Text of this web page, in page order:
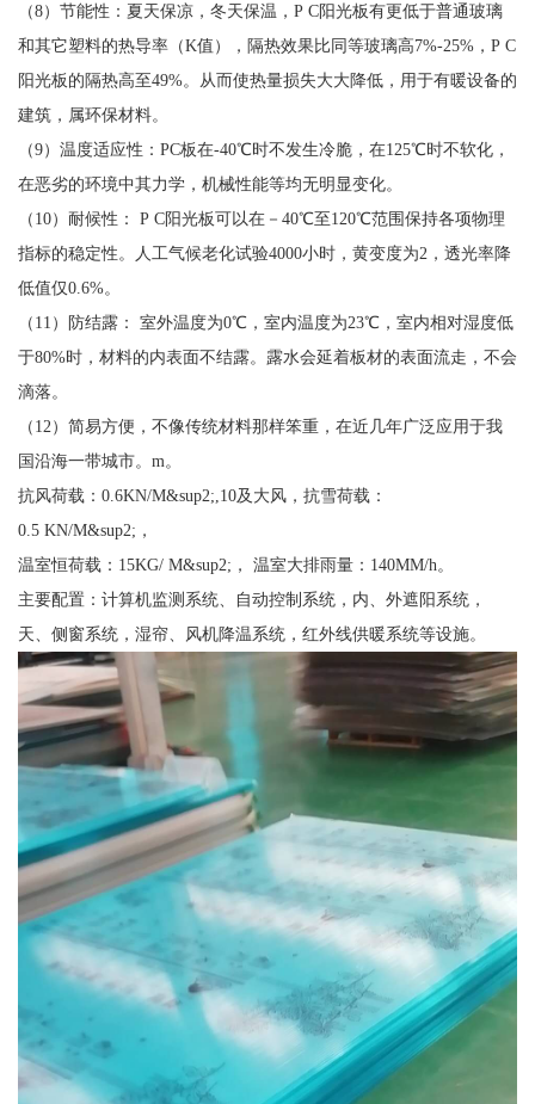
（8）节能性：夏天保凉，冬天保温，P C阳光板有更低于普通玻璃
和其它塑料的热导率（K值），隔热效果比同等玻璃高7%-25%，P C
阳光板的隔热高至49%。从而使热量损失大大降低，用于有暖设备的
建筑，属环保材料。
（9）温度适应性：PC板在-40℃时不发生冷脆，在125℃时不软化，
在恶劣的环境中其力学，机械性能等均无明显变化。
（10）耐候性： P C阳光板可以在－40℃至120℃范围保持各项物理
指标的稳定性。人工气候老化试验4000小时，黄变度为2，透光率降
低值仅0.6%。
（11）防结露： 室外温度为0℃，室内温度为23℃，室内相对湿度低
于80%时，材料的内表面不结露。露水会延着板材的表面流走，不会
滴落。
（12）简易方便，不像传统材料那样笨重，在近几年广泛应用于我
国沿海一带城市。m。
抗风荷载：0.6KN/M&sup2;,10及大风，抗雪荷载：
0.5 KN/M&sup2;，
温室恒荷载：15KG/ M&sup2;， 温室大排雨量：140MM/h。
主要配置：计算机监测系统、自动控制系统，内、外遮阳系统，
天、侧窗系统，湿帘、风机降温系统，红外线供暖系统等设施。